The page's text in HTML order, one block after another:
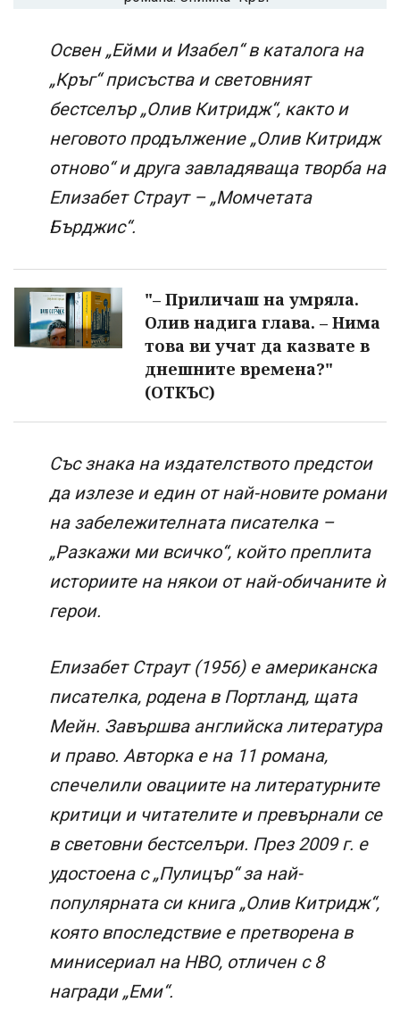
Освен „Ейми и Изабел“ в каталога на
„Кръг“ присъства и световният
бестселър „Олив Китридж“, както и
неговото продължение „Олив Китридж
отново“ и друга завладяваща творба на
Елизабет Страут – „Момчетата
Бърджис“.
"– Приличаш на умряла.
Олив надига глава. – Нима
това ви учат да казвате в
днешните времена?"
(ОТКЪС)
Със знака на издателството предстои
да излезе и един от най-новите романи
на забележителната писателка –
„Разкажи ми всичко“, който преплита
историите на някои от най-обичаните ѝ
герои.
Елизабет Страут (1956) е американска
писателка, родена в Портланд, щата
Мейн. Завършва английска литература
и право. Авторка е на 11 романа,
спечелили овациите на литературните
критици и читателите и превърнали се
в световни бестселъри. През 2009 г. е
удостоена с „Пулицър“ за най-
популярната си книга „Олив Китридж“,
която впоследствие е претворена в
минисериал на HBO, отличен с 8
награди „Еми“.